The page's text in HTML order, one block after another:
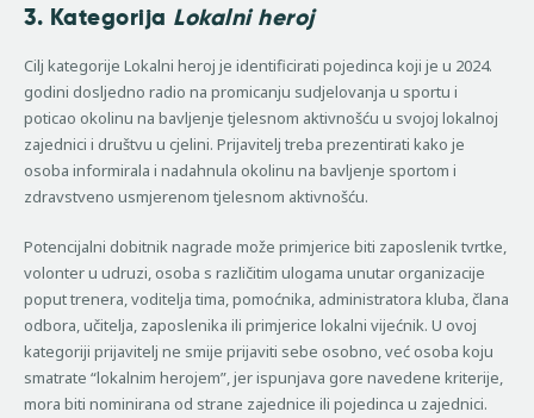
3. Kategorija Lokalni heroj
Cilj kategorije Lokalni heroj je identificirati pojedinca koji je u 2024.
godini dosljedno radio na promicanju sudjelovanja u sportu i
poticao okolinu na bavljenje tjelesnom aktivnošću u svojoj lokalnoj
zajednici i društvu u cjelini. Prijavitelj treba prezentirati kako je
osoba informirala i nadahnula okolinu na bavljenje sportom i
zdravstveno usmjerenom tjelesnom aktivnošću.
Potencijalni dobitnik nagrade može primjerice biti zaposlenik tvrtke,
volonter u udruzi, osoba s različitim ulogama unutar organizacije
poput trenera, voditelja tima, pomoćnika, administratora kluba, člana
odbora, učitelja, zaposlenika ili primjerice lokalni vijećnik. U ovoj
kategoriji prijavitelj ne smije prijaviti sebe osobno, već osoba koju
smatrate “lokalnim herojem”, jer ispunjava gore navedene kriterije,
mora biti nominirana od strane zajednice ili pojedinca u zajednici.